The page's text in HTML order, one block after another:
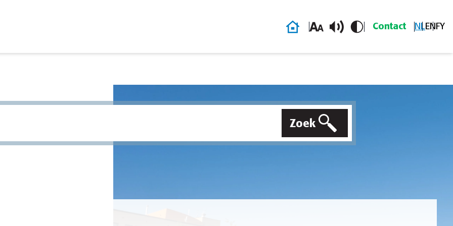
Homepage Contact NLENFY
Zoek